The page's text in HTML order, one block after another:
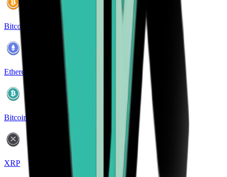
Bitcoin (BTC)
Ethereum (ETH)
Bitcoin Cash (BCH)
XRP